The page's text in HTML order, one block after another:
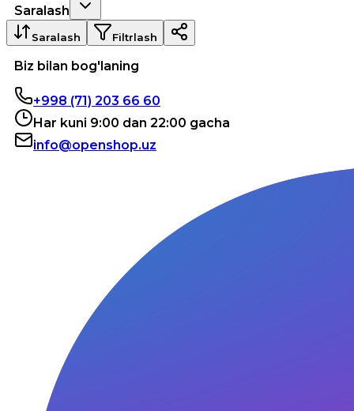
Saralash
Saralash Filtrlash
Biz bilan bog'laning
+998 (71) 203 66 60
Har kuni 9:00 dan 22:00 gacha
info@openshop.uz